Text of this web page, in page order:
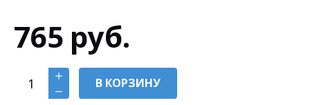
765 руб.
В КОРЗИНУ